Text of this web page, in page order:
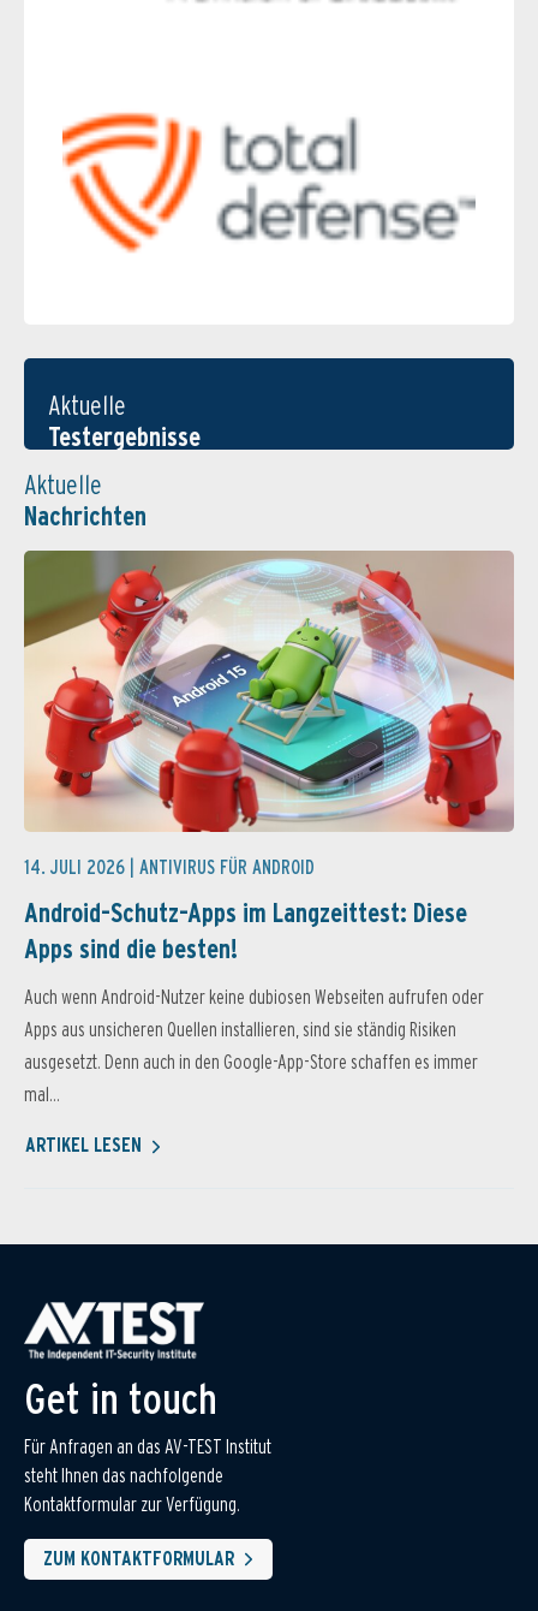
Aktuelle
Testergebnisse
Aktuelle
Nachrichten
14. JULI 2026 | ANTIVIRUS FÜR ANDROID
Android-Schutz-Apps im Langzeittest: Diese
Apps sind die besten!
Auch wenn Android-Nutzer keine dubiosen Webseiten aufrufen oder
Apps aus unsicheren Quellen installieren, sind sie ständig Risiken
ausgesetzt. Denn auch in den Google-App-Store schaffen es immer
mal...
ARTIKEL LESEN
Get in touch
Für Anfragen an das AV-TEST Institut
steht Ihnen das nachfolgende
Kontaktformular zur Verfügung.
ZUM KONTAKTFORMULAR